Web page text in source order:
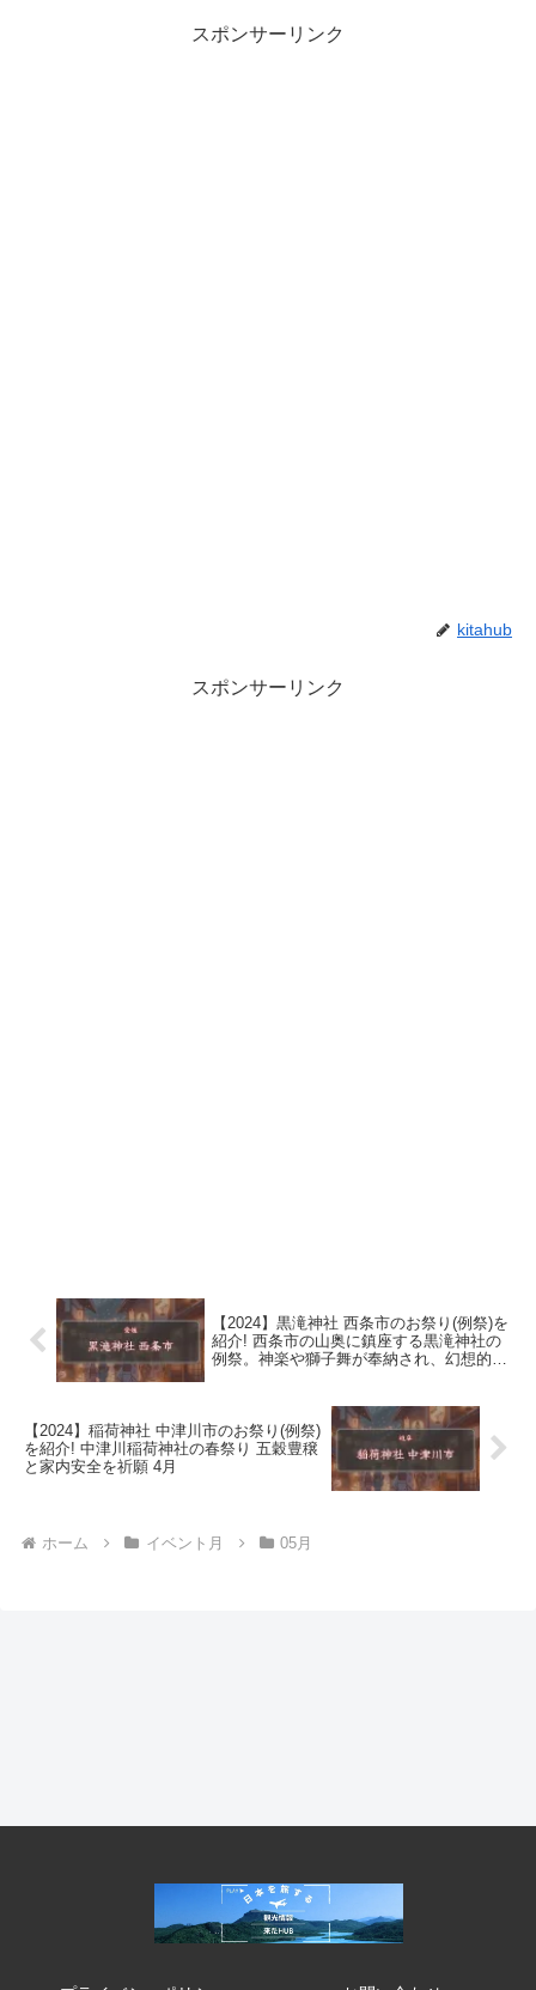
スポンサーリンク
kitahub
スポンサーリンク
【2024】黒滝神社 西条市のお祭り(例祭)を
紹介! 西条市の山奥に鎮座する黒滝神社の
例祭。神楽や獅子舞が奉納され、幻想的な
【2024】稲荷神社 中津川市のお祭り(例祭)
を紹介! 中津川稲荷神社の春祭り 五穀豊穣
と家内安全を祈願 4月
ホーム イベント月 05月